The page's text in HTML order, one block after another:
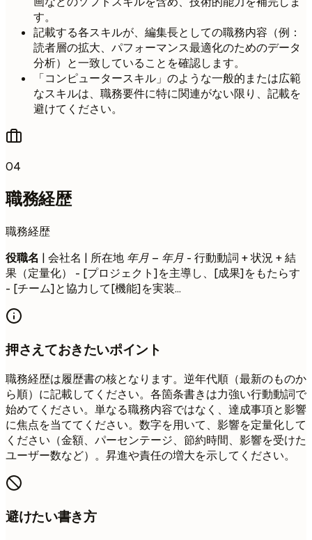
す。
記載する各スキルが、編集長としての職務内容（例：
読者層の拡大、パフォーマンス最適化のためのデータ
分析）と一致していることを確認します。
「コンピュータースキル」のような一般的または広範
なスキルは、職務要件に特に関連がない限り、記載を
避けてください。
04
職務経歴
職務経歴
役職名 | 会社名 | 所在地 年月 – 年月 - 行動動詞 + 状況 + 結
果（定量化） - [プロジェクト]を主導し、[成果]をもたらす
- [チーム]と協力して[機能]を実装...
押さえておきたいポイント
職務経歴は履歴書の核となります。逆年代順（最新のものか
ら順）に記載してください。各箇条書きは力強い行動動詞で
始めてください。単なる職務内容ではなく、達成事項と影響
に焦点を当ててください。数字を用いて、影響を定量化して
ください（金額、パーセンテージ、節約時間、影響を受けた
ユーザー数など）。昇進や責任の増大を示してください。
避けたい書き方